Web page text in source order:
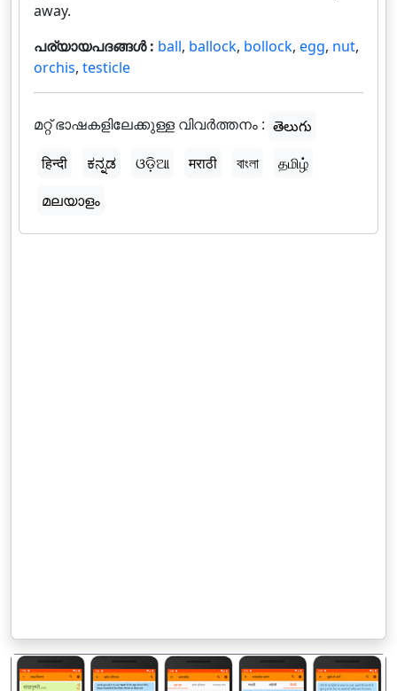
away.
പര്യായപദങ്ങൾ : ball, ballock, bollock, egg, nut,
orchis, testicle
മറ്റ് ഭാഷകളിലേക്കുള്ള വിവർത്തനം : తెలుగు
हिन्दी
ಕನ್ನಡ ଓଡ଼ିଆ मराठी বাংলা
தமிழ்
മലയാളം